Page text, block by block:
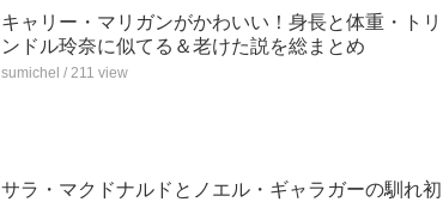
キャリー・マリガンがかわいい！身長と体重・トリ
ンドル玲奈に似てる＆老けた説を総まとめ
sumichel / 211 view
サラ・マクドナルドとノエル・ギャラガーの馴れ初